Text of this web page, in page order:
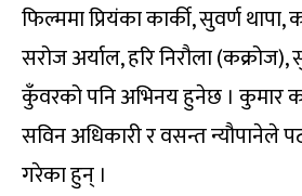
फिल्ममा प्रियंका कार्की, सुवर्ण
सरोज अर्याल, हरि निरौला (कक्रोज),
कुँवरको पनि अभिनय हुनेछ । कुमार
सविन अधिकारी र वसन्त न्यौपानेले
गरेका हुन् ।